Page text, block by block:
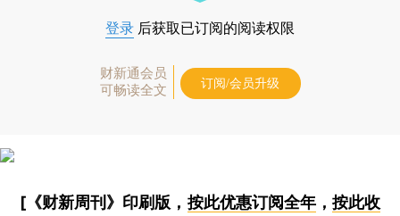
登录 后获取已订阅的阅读权限
财新通会员
可畅读全文
订阅/会员升级
[《财新周刊》印刷版， 按此优惠订阅全年， 按此收